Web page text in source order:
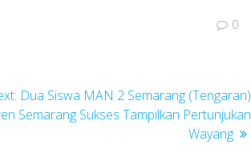
0
Next
post:
Dua Siswa MAN 2 Semarang (Tengaran)
Semarang Sukses Tampilkan Pertunjukan
Wayang